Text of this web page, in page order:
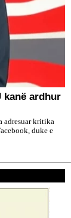
kanë ardhur
adresuar kritika
duke e